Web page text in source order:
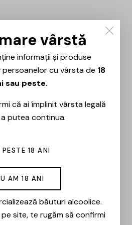
vârstă
informații și produse
cu vârsta de 18
sau peste.
că ai împlinit vârsta legală
putea continua.
18 ANI
AM 18 ANI
băuturi alcoolice.
site, te rugăm să confirmi